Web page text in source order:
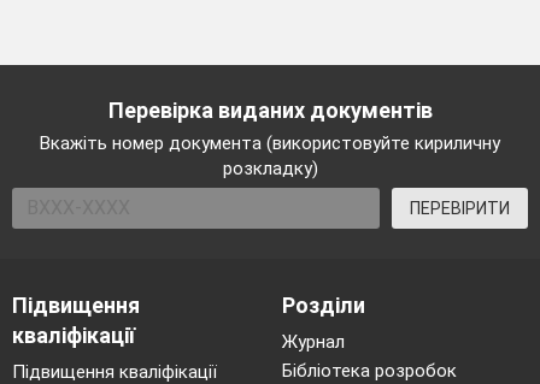
Перевірка виданих документів
Вкажіть номер документа (використовуйте кириличну
розкладку)
ПЕРЕВІРИТИ
Підвищення
кваліфікації
Підвищення кваліфікації
Розділи
Журнал
Бібліотека розробок